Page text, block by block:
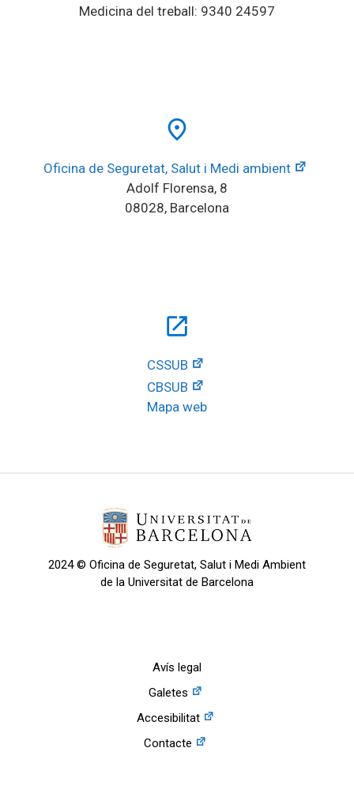
Medicina del treball: 9340 24597
place
Oficina de Seguretat, Salut i Medi ambient
Adolf Florensa, 8
08028, Barcelona
open_in_new
CSSUB
CBSUB
Mapa web
2024 © Oficina de Seguretat, Salut i Medi Ambient
de la Universitat de Barcelona
Avís legal
Galetes
Accesibilitat
Contacte